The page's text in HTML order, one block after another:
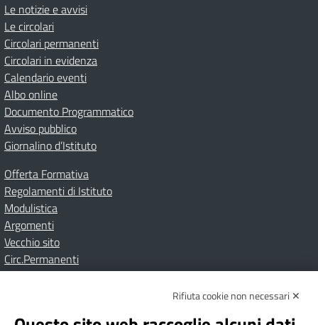
Le notizie e avvisi
Le circolari
Circolari permanenti
Circolari in evidenza
Calendario eventi
Albo online
Documento Programmatico
Avviso pubblico
Giornalino d’Istituto
Offerta Formativa
Regolamenti di Istituto
Modulistica
Argomenti
Vecchio sito
Circ.Permanenti
Albo onlinePrivacy Policy
Dichiarazione di accessibilità
Note Legali
Rifiuta cookie non necessari ✕